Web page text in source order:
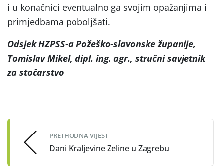
i u konačnici eventualno ga svojim opažanjima i
primjedbama poboljšati.
Odsjek HZPSS-a Požeško-slavonske županije,
Tomislav Mikel, dipl. ing. agr., stručni savjetnik
za stočarstvo
navigation
PRETHODNA VIJEST
Dani Kraljevine Zeline u Zagrebu